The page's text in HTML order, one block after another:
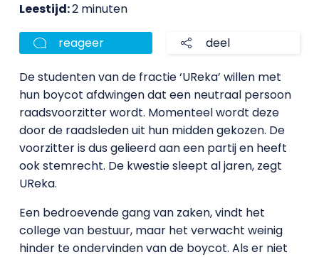
Leestijd:2 minuten
reageer deel
De studenten van de fractie ‘UReka’ willen met
hun boycot afdwingen dat een neutraal persoon
raadsvoorzitter wordt. Momenteel wordt deze
door de raadsleden uit hun midden gekozen. De
voorzitter is dus gelieerd aan een partij en heeft
ook stemrecht. De kwestie sleept al jaren, zegt
UReka.
Een bedroevende gang van zaken, vindt het
college van bestuur, maar het verwacht weinig
hinder te ondervinden van de boycot. Als er niet